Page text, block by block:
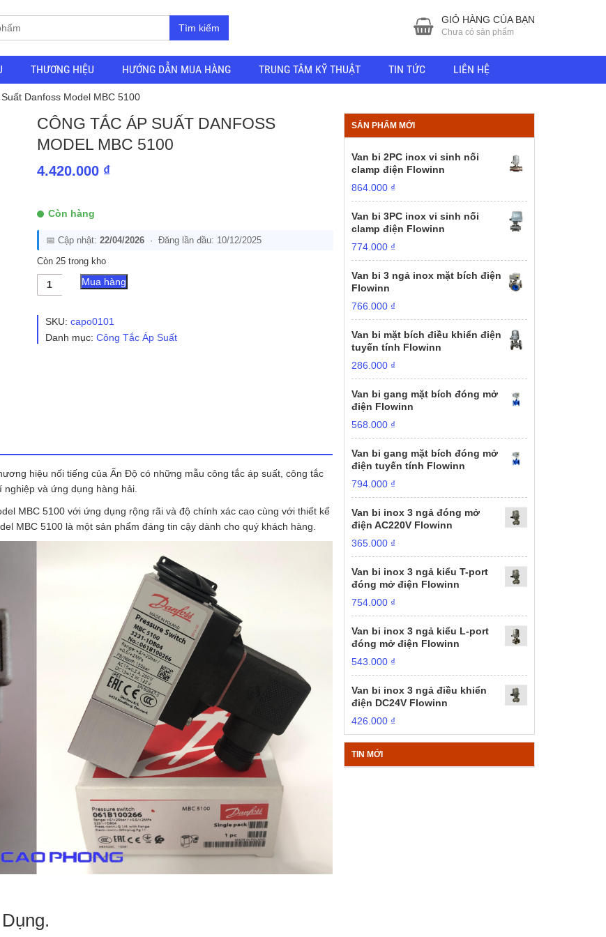
Tìm kiếm
GIỎ HÀNG CỦA BẠN
Chưa có sản phẩm
THƯƠNG HIỆU HƯỚNG DẪN MUA HÀNG TRUNG TÂM KỸ THUẬT TIN TỨC LIÊN HỆ
Danfoss Model MBC 5100
CÔNG TẮC ÁP SUẤT DANFOSS
MODEL MBC 5100
4.420.000 ₫
Còn hàng
📅 Cập nhật: 22/04/2026· Đăng lần đầu: 10/12/2025
Còn 25 trong kho
Công
Suất
Model
Mua hàng
SKU: capo0101
Danh mục: Công Tắc Áp Suất
hiệu nối tiếng của Ấn Độ có những mẫu công tắc áp suất, công tắc
và ứng dụng hàng hải.
MBC 5100 với ứng dụng rộng rãi và độ chính xác cao cùng với thiết kế
MBC 5100 là một sản phẩm đáng tin cậy dành cho quý khách hàng.
SẢN PHẨM MỚI
Van bi 2PC inox vi sinh nối
clamp điện Flowinn
864.000 ₫
Van bi 3PC inox vi sinh nối
clamp điện Flowinn
774.000 ₫
Van bi 3 ngả inox mặt bích điện
Flowinn
766.000 ₫
Van bi mặt bích điều khiển điện
tuyến tính Flowinn
286.000 ₫
Van bi gang mặt bích đóng mở
điện Flowinn
568.000 ₫
Van bi gang mặt bích đóng mở
điện tuyến tính Flowinn
794.000 ₫
Van bi inox 3 ngả đóng mở
điện AC220V Flowinn
365.000 ₫
Van bi inox 3 ngả kiểu T-port
đóng mở điện Flowinn
754.000 ₫
Van bi inox 3 ngả kiểu L-port
đóng mở điện Flowinn
543.000 ₫
Van bi inox 3 ngả điều khiển
điện DC24V Flowinn
426.000 ₫
TIN MỚI